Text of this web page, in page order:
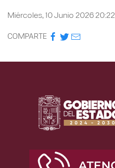
Miércoles, 10 Junio 2026 20:22
COMPARTE